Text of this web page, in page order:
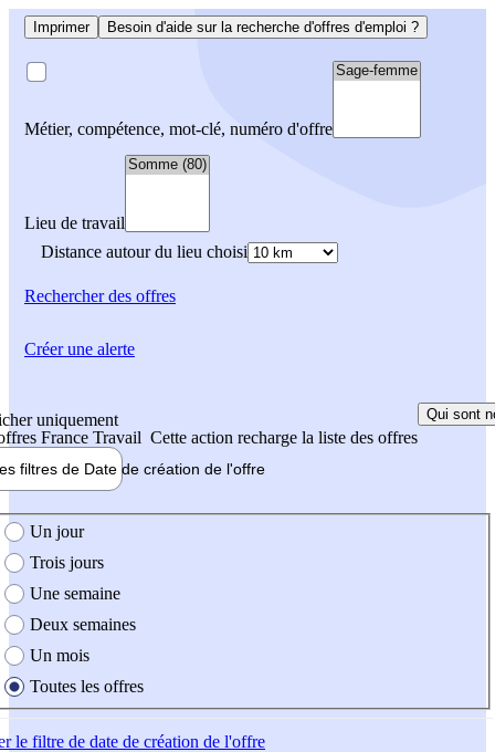
Imprimer Besoin d'aide sur la recherche d'offres d'emploi ?
Métier, compétence, mot-clé, numéro d'offre
Lieu de travail
Distance autour du lieu choisi
Rechercherdes offres
uniquement
France Travail Cette action recharge la liste des offres
Qui sont
filtres de Date de création de l'offre
création de l'offre
Un jour
Trois jours
Une semaine
Deux semaines
Un mois
Toutes les offres
le filtre de date de création de l'offre
Créer une alerte